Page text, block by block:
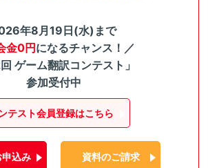
年8月19日(水)まで
金0円になるチャンス！／
回 ゲーム翻訳コンテスト」
参加受付中
テスト会員登録はこちら
申込み 資料のご請求